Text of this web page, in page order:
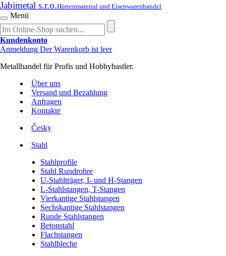
Jabimetal s.r.o.Hüttenmaterial und Eisenwarenhandel
Menü
Kundenkonto
Anmeldung Der Warenkorb ist leer
Metallhandel für Profis und Hobbybastler.
Über uns
Versand und Bezahlung
Anfragen
Kontakte
Česky
Stahl
Stahlprofile
Stahl Rundrohre
U-Stahlträger, I- und H-Stangen
L-Stahlstangen, T-Stangen
Vierkantige Stahlstangen
Sechskantige Stahlstangen
Runde Stahlstangen
Betonstahl
Flachstangen
Stahlbleche